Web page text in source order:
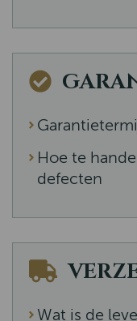
Hoe te
defecten
Wat is de